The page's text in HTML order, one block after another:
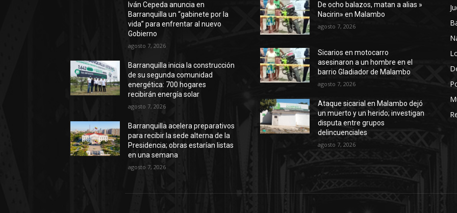
Iván Cepeda anuncia en
Barranquilla un “gabinete por la
vida” para enfrentar al nuevo
Gobierno
agosto 7, 2026
Barranquilla inicia la construcción
de su segunda comunidad
energética: 700 hogares
recibirán energía solar
agosto 7, 2026
Barranquilla acelera preparativos
para recibir la sede alterna de la
Presidencia; obras estarían listas
en una semana
agosto 7, 2026
De ocho balazos, matan a alias »
Nacirin» en Malambo
agosto 7, 2026
Sicarios en motocarro
asesinaron a un hombre en el
barrio Gladiador de Malambo
agosto 7, 2026
Ataque sicarial en Malambo dejó
un muerto y un herido; investigan
disputa entre grupos
delincuenciales
agosto 7, 2026